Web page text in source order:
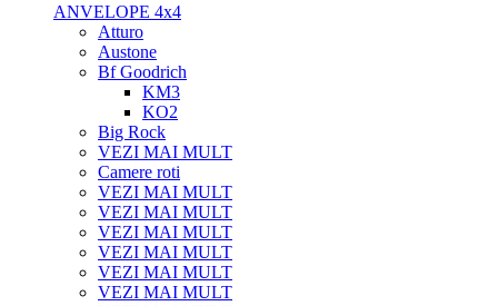
ANVELOPE 4x4
Atturo
Austone
Bf Goodrich
KM3
KO2
Big Rock
VEZI MAI MULT
Camere roti
VEZI MAI MULT
VEZI MAI MULT
VEZI MAI MULT
VEZI MAI MULT
VEZI MAI MULT
VEZI MAI MULT